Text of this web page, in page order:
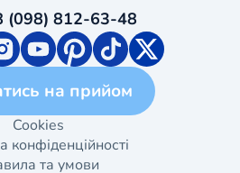
(098) 812-63-48
на прийом
Cookies
конфіденційності
та умови